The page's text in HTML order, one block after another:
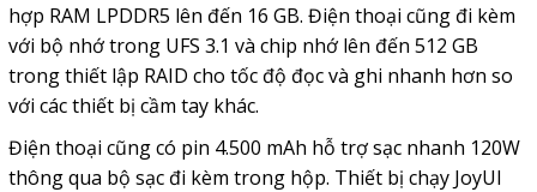
hợp RAM LPDDR5 lên đến 16 GB. Điện thoại cũng đi kèm
với bộ nhớ trong UFS 3.1 và chip nhớ lên đến 512 GB
trong thiết lập RAID cho tốc độ đọc và ghi nhanh hơn so
với các thiết bị cầm tay khác.
Điện thoại cũng có pin 4.500 mAh hỗ trợ sạc nhanh 120W
thông qua bộ sạc đi kèm trong hộp. Thiết bị chạy JoyUI